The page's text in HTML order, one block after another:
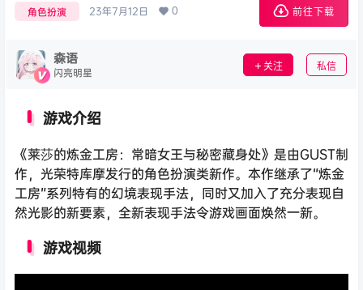
角色扮演 23年7月12日 0 前往下载
森语
闪亮明星 关注 私信
游戏介绍
《莱莎的炼金工房：常暗女王与秘密藏身处》是由GUST制
作，光荣特库摩发行的角色扮演类新作。本作继承了“炼金
工房”系列特有的幻境表现手法，同时又加入了充分表现自
然光影的新要素，全新表现手法令游戏画面焕然一新。
游戏视频